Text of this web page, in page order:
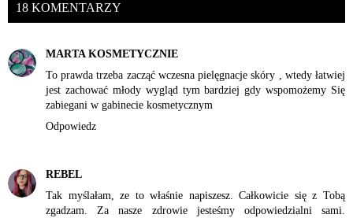
18 KOMENTARZY
MARTA KOSMETYCZNIE
To prawda trzeba zacząć wczesna pielęgnacje skóry , wtedy łatwiej
jest zachować młody wygląd tym bardziej gdy wspomożemy Się
zabiegani w gabinecie kosmetycznym
Odpowiedz
REBEL
Tak myślałam, ze to właśnie napiszesz. Całkowicie się z Tobą
zgadzam. Za nasze zdrowie jesteśmy odpowiedzialni sami.